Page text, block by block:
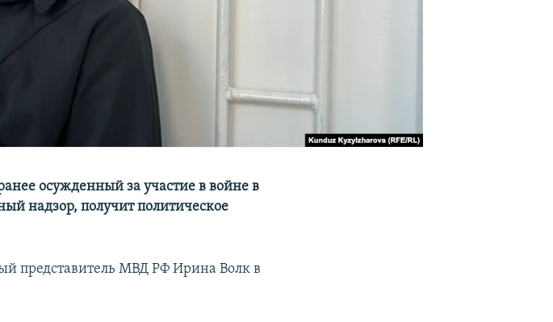
осужденный за участие в войне в
надзор, получит политическое
представитель МВД РФ Ирина Волк в